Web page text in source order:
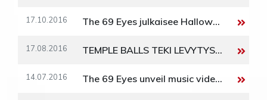
17.10.2016 The 69 Eyes julkaisee Halloweenin kunniaksi uuden videosinglen "Lady Darkness"
17.08.2016 TEMPLE BALLS TEKI LEVYTYSSOPIMUKSEN RANKA KUSTANNUKSEN KANSSA
14.07.2016 The 69 Eyes unveil music video 'Miss Pastis' and new tourdates